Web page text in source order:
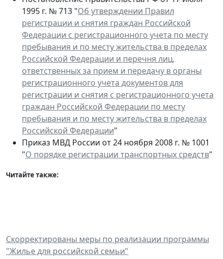
1995 г. № 713 "Об утверждении Правил
регистрации и снятия граждан Российской
Федерации с регистрационного учета по месту
пребывания и по месту жительства в пределах
Российской Федерации и перечня лиц,
ответственных за прием и передачу в органы
регистрационного учета документов для
регистрации и снятия с регистрационного учета
граждан Российской Федерации по месту
пребывания и по месту жительства в пределах
Российской Федерации"
Приказ МВД России от 24 ноября 2008 г. № 1001
"О порядке регистрации транспортных средств"
Читайте также:
Скорректированы меры по реализации программы
"Жилье для российской семьи"